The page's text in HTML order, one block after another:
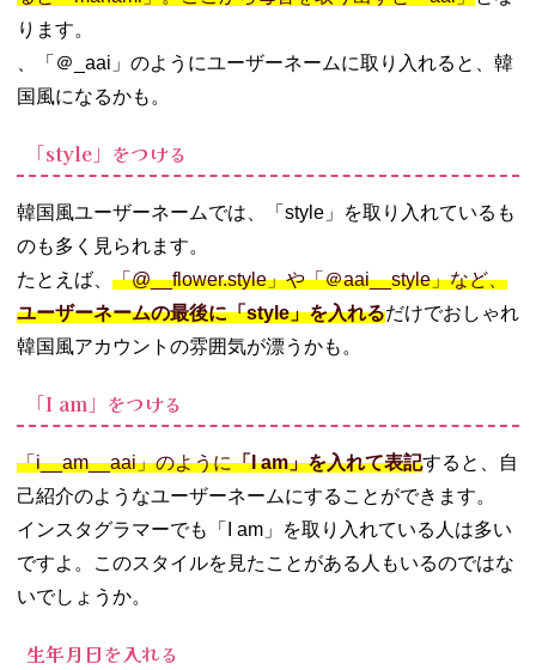
ります。
、「＠_aai」のようにユーザーネームに取り入れると、韓
国風になるかも。
「style」をつける
韓国風ユーザーネームでは、「style」を取り入れているも
のも多く見られます。
たとえば、 「@__flower.style」や「＠aai__style」など、
ユーザーネームの最後に「style」を入れるだけでおしゃれ
韓国風アカウントの雰囲気が漂うかも。
「I am」をつける
「i__am__aai」のように「I am」を入れて表記すると、自
己紹介のようなユーザーネームにすることができます。
インスタグラマーでも「I am」を取り入れている人は多い
ですよ。このスタイルを見たことがある人もいるのではな
いでしょうか。
生年月日を入れる